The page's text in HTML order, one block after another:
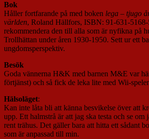
Bok
Håller fortfarande på med boken lega – tjugo
världen, Roland Hällfors, ISBN: 91-631-5168-
rekommendera den till alla som är nyfikna på
Trollhättan under åren 1930-1950. Sett ur ett
ungdomsperspektiv.
Besök
Goda vännerna H&K med barnen M&E var
förtjänst) och så fick de leka lite med Wii-
Hälsoläget:
Kan inte låta bli att känna besvikelse över att
upp. Ett halmstrå är att jag ska testa och se om
rent trähus. Det gäller bara att hitta ett sådant
som är anpassad till min.